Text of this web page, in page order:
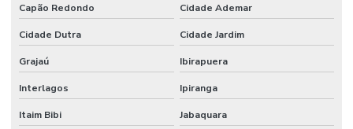
Sinalização vertical e horizontal
Capão Redondo Cidade Ademar
Cidade Dutra Cidade Jardim
Grajaú Ibirapuera
Interlagos Ipiranga
Itaim Bibi Jabaquara